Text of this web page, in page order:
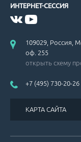
ИНТЕРНЕТ-СЕССИЯ
109029, Россия,
оф. 255
открыть схему
+7 (495) 730-20-26
КАРТА САЙТА